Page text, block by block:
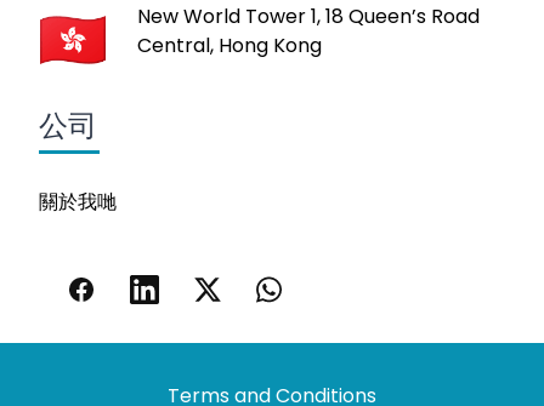
New World Tower 1, 18 Queen’s Road
Central, Hong Kong
公司
關於我哋
Terms and Conditions